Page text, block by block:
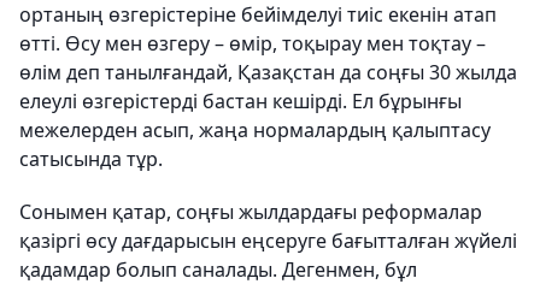
ортаның өзгерістеріне бейімделуі тиіс екенін атап
өтті. Өсу мен өзгеру – өмір, тоқырау мен тоқтау –
өлім деп танылғандай, Қазақстан да соңғы 30 жылда
елеулі өзгерістерді бастан кешірді. Ел бұрынғы
межелерден асып, жаңа нормалардың қалыптасу
сатысында тұр.
Сонымен қатар, соңғы жылдардағы реформалар
қазіргі өсу дағдарысын еңсеруге бағытталған жүйелі
қадамдар болып саналады. Дегенмен, бұл